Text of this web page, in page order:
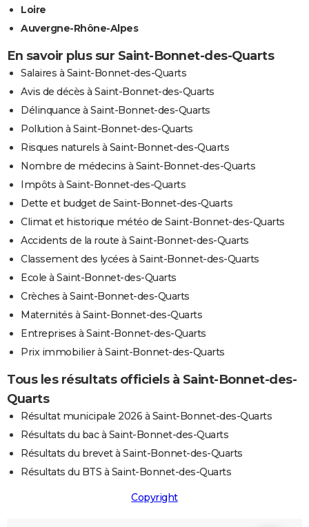
Loire
Auvergne-Rhône-Alpes
En savoir plus sur Saint-Bonnet-des-Quarts
Salaires à Saint-Bonnet-des-Quarts
Avis de décès à Saint-Bonnet-des-Quarts
Délinquance à Saint-Bonnet-des-Quarts
Pollution à Saint-Bonnet-des-Quarts
Risques naturels à Saint-Bonnet-des-Quarts
Nombre de médecins à Saint-Bonnet-des-Quarts
Impôts à Saint-Bonnet-des-Quarts
Dette et budget de Saint-Bonnet-des-Quarts
Climat et historique météo de Saint-Bonnet-des-Quarts
Accidents de la route à Saint-Bonnet-des-Quarts
Classement des lycées à Saint-Bonnet-des-Quarts
Ecole à Saint-Bonnet-des-Quarts
Crèches à Saint-Bonnet-des-Quarts
Maternités à Saint-Bonnet-des-Quarts
Entreprises à Saint-Bonnet-des-Quarts
Prix immobilier à Saint-Bonnet-des-Quarts
Tous les résultats officiels à Saint-Bonnet-des-
Quarts
Résultat municipale 2026 à Saint-Bonnet-des-Quarts
Résultats du bac à Saint-Bonnet-des-Quarts
Résultats du brevet à Saint-Bonnet-des-Quarts
Résultats du BTS à Saint-Bonnet-des-Quarts
Copyright